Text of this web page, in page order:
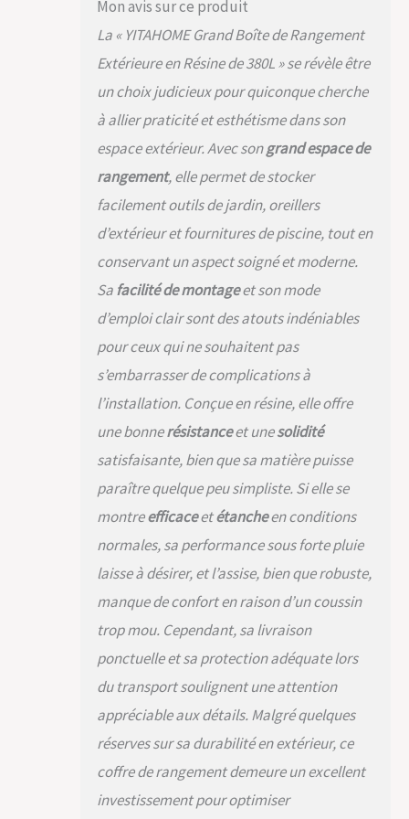
meubles de patio,
jardinage, les
fournitures
accessoires de
piscine ; le couvercle
verrouillable protège
vos articles en toute
sécurité
CONCEPTION
FONCTIONNELLE- Le
couvercle s'ouvre
pour faciliter l'accès
à vos articles ; Conçu
avec des poignées
latérales
facile à transporter
Facile à assembler -
notre boîte de
rangement en plein
air peut facilement
une conception KD (
détachable ) similaire
à un bloc Lego ; Une
seule personne peut
assembler tous les
Mon avis sur ce produit
La « YITAHOME Grand Boîte de Rangement
Extérieure en Résine de 380L » se révèle être
un choix judicieux pour quiconque cherche
à allier praticité et esthétisme dans son
espace extérieur. Avec songrand espace de
rangement, elle permet de stocker
facilement outils de jardin, oreillers
d’extérieur et fournitures de piscine, tout en
conservant un aspect soigné et moderne.
Safacilité de montageet son mode
d’emploi clair sont des atouts indéniables
pour ceux qui ne souhaitent pas
s’embarrasser de complications à
l’installation. Conçue en résine, elle offre
une bonnerésistanceet unesolidité
satisfaisante, bien que sa matière puisse
paraître quelque peu simpliste. Si elle se
montreefficaceetétancheen conditions
normales, sa performance sous forte pluie
laisse à désirer, et l’assise, bien que robuste,
manque de confort en raison d’un coussin
trop mou. Cependant, sa livraison
ponctuelle et sa protection adéquate lors
du transport soulignent une attention
appréciable aux détails. Malgré quelques
réserves sur sa durabilité en extérieur, ce
coffre de rangement demeure un excellent
investissement pour optimiser